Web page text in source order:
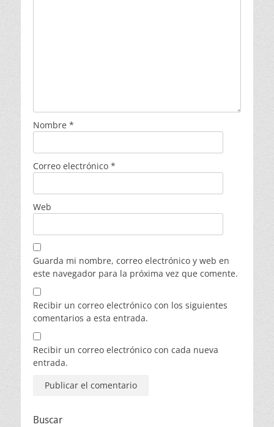
Nombre *
Correo electrónico *
Web
Guarda mi nombre, correo electrónico y web en
este navegador para la próxima vez que comente.
Recibir un correo electrónico con los siguientes
comentarios a esta entrada.
Recibir un correo electrónico con cada nueva
entrada.
Buscar